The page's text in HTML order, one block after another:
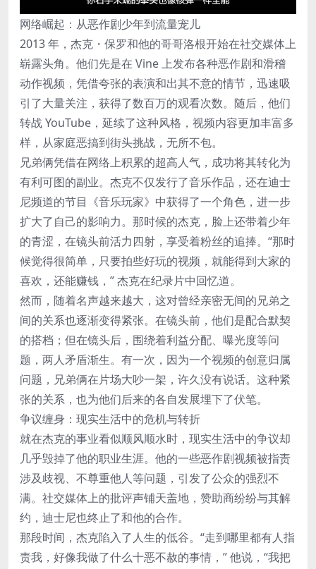
网络崛起：从恶作剧少年到流量宠儿
2013 年，杰克・保罗和他的哥哥洛根开始在社交媒体上
崭露头角。他们先是在 Vine 上发布各种恶作剧和滑稽
动作视频，凭借夸张的表演和出其不意的情节，迅速吸
引了大量关注，获得了数百万的观看次数。随后，他们
转战 YouTube，延续了这种风格，视频内容更加丰富多
样，从家庭恶搞到街头挑战，无所不包。
兄弟俩凭借在网络上积累的超高人气，成功将其转化为
有利可图的副业。杰克不仅发行了音乐作品，还在迪士
尼频道的节目《音乐玩家》中获得了一个角色，进一步
扩大了自己的影响力。那时候的杰克，脸上还带着少年
的青涩，在镜头前活力四射，享受着粉丝的追捧。“那时
候觉得很简单，只要拍些好玩的视频，就能得到大家的
喜欢，还能赚钱，” 杰克在纪录片中回忆道。
然而，随着名声越来越大，这对曾经亲密无间的兄弟之
间的关系也逐渐变得紧张。在镜头前，他们是配合默契
的搭档；但在镜头后，围绕着利益分配、曝光度等问
题，两人矛盾渐生。有一次，因为一个视频的创意归属
问题，兄弟俩在片场大吵一架，许久没有说话。这种紧
张的关系，也为他们后来的各自发展埋下了伏笔。
争议缠身：现实生活中的危机与转折
就在杰克的事业看似顺风顺水时，现实生活中的争议却
几乎毁掉了他的职业生涯。他的一些恶作剧视频被指责
涉及歧视、不尊重他人等问题，引发了公众的强烈不
满。社交媒体上的批评声铺天盖地，赞助商纷纷与其解
约，迪士尼也终止了和他的合作。
那段时间，杰克陷入了人生的低谷。“走到哪里都有人指
责我，好像我做了什么十恶不赦的事情，” 他说，“我把